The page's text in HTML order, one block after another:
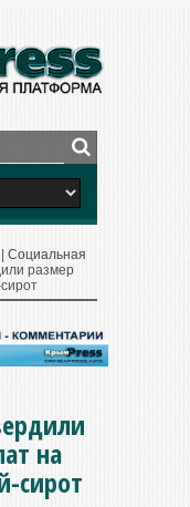
Социальная
размер
на
сирот